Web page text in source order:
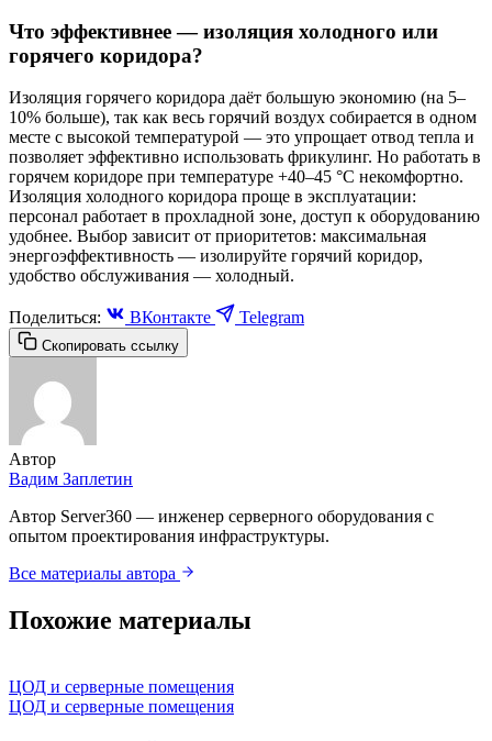
Что эффективнее — изоляция холодного или
горячего коридора?
Изоляция горячего коридора даёт большую экономию (на 5–
10% больше), так как весь горячий воздух собирается в одном
месте с высокой температурой — это упрощает отвод тепла и
позволяет эффективно использовать фрикулинг. Но работать в
горячем коридоре при температуре +40–45 °C некомфортно.
Изоляция холодного коридора проще в эксплуатации:
персонал работает в прохладной зоне, доступ к оборудованию
удобнее. Выбор зависит от приоритетов: максимальная
энергоэффективность — изолируйте горячий коридор,
удобство обслуживания — холодный.
Поделиться: ВКонтакте Telegram
Скопировать ссылку
Автор
Вадим Заплетин
Автор Server360 — инженер серверного оборудования с
опытом проектирования инфраструктуры.
Все материалы автора
Похожие материалы
ЦОД и серверные помещения
ЦОД и серверные помещения